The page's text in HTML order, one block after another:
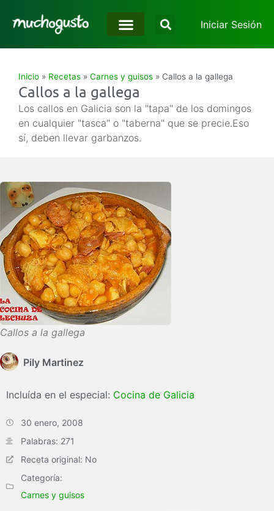
Iniciar Sesión
Inicio » Recetas » Carnes y guisos » Callos a la gallega
Callos a la gallega
Los callos en Galicia son la "tapa" de los domingos
en cualquier "tasca" o "taberna" que se precie.Eso
sí, deben llevar garbanzos.
Callos a la gallega
Pily Martinez
Incluída en el especial: Cocina de Galicia
30 enero, 2008
Palabras: 271
Receta original: No
Categoría:
Carnes y guisos